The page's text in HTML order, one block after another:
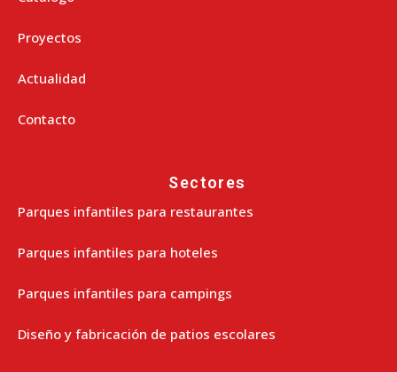
Proyectos
Actualidad
Contacto
Sectores
Parques infantiles para restaurantes
Parques infantiles para hoteles
Parques infantiles para campings
Diseño y fabricación de patios escolares